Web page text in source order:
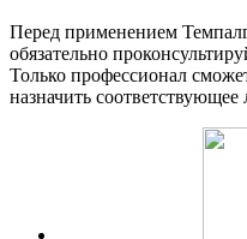
Перед применением
обязательно
Только профессионал
назначить соответствующее